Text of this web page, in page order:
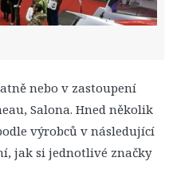
nebo v zastoupení
Salona. Hned několik
výrobců v následující
jak si jednotlivé značky